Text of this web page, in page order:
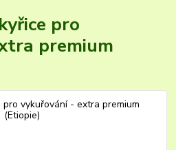
pro
premium